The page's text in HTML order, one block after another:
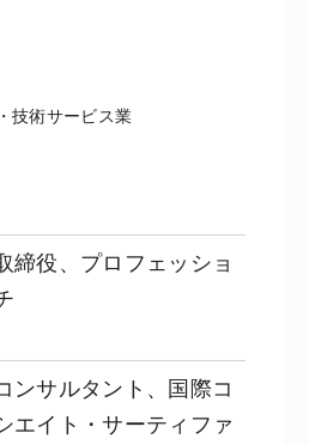
技術サービス業
締役、プロフェッショ
ンサルタント、国際コ
エイト・サーティファ